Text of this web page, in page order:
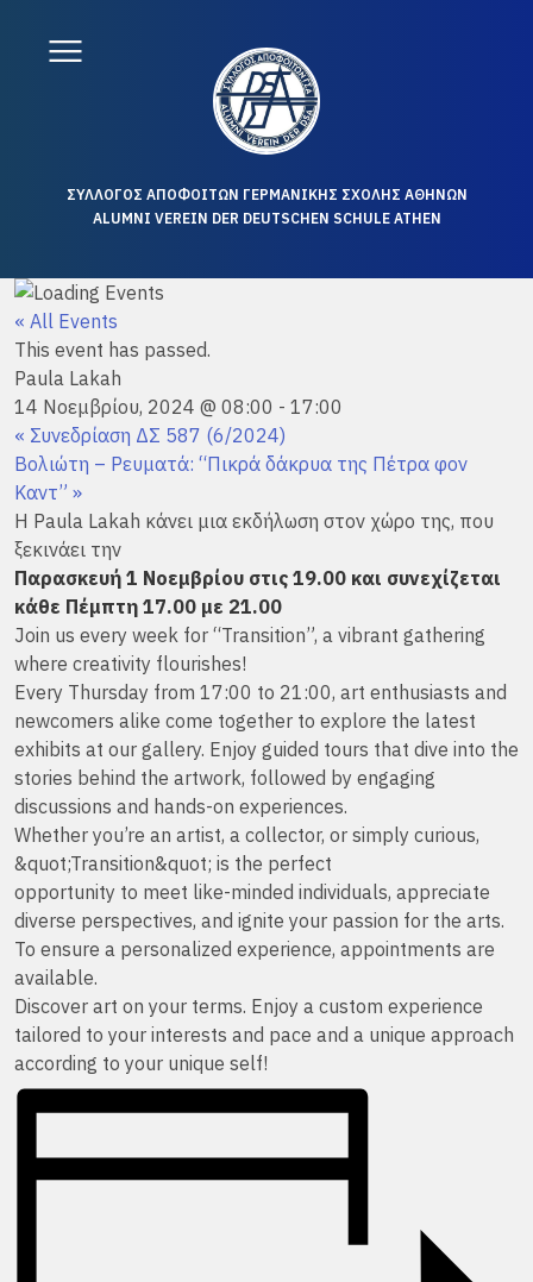
ΣΥΛΛΟΓΟΣ ΑΠΟΦΟΙΤΩΝ ΓΕΡΜΑΝΙΚΗΣ ΣΧΟΛΗΣ ΑΘΗΝΩΝ
ALUMNI VEREIN DER DEUTSCHEN SCHULE ATHEN
« All Events
This event has passed.
Paula Lakah
14 Νοεμβρίου, 2024 @ 08:00 - 17:00
« Συνεδρίαση ΔΣ 587 (6/2024)
Βολιώτη – Ρευματά: “Πικρά δάκρυα της Πέτρα φον
Καντ” »
Η Paula Lakah κάνει μια εκδήλωση στον χώρο της, που
ξεκινάει την
Παρασκευή 1 Νοεμβρίου στις 19.00 και συνεχίζεται
κάθε Πέμπτη 17.00 με 21.00
Join us every week for “Transition”, a vibrant gathering
where creativity flourishes!
Every Thursday from 17:00 to 21:00, art enthusiasts and
newcomers alike come together to explore the latest
exhibits at our gallery. Enjoy guided tours that dive into the
stories behind the artwork, followed by engaging
discussions and hands-on experiences.
Whether you’re an artist, a collector, or simply curious,
&quot;Transition&quot; is the perfect
opportunity to meet like-minded individuals, appreciate
diverse perspectives, and ignite your passion for the arts.
To ensure a personalized experience, appointments are
available.
Discover art on your terms. Enjoy a custom experience
tailored to your interests and pace and a unique approach
according to your unique self!